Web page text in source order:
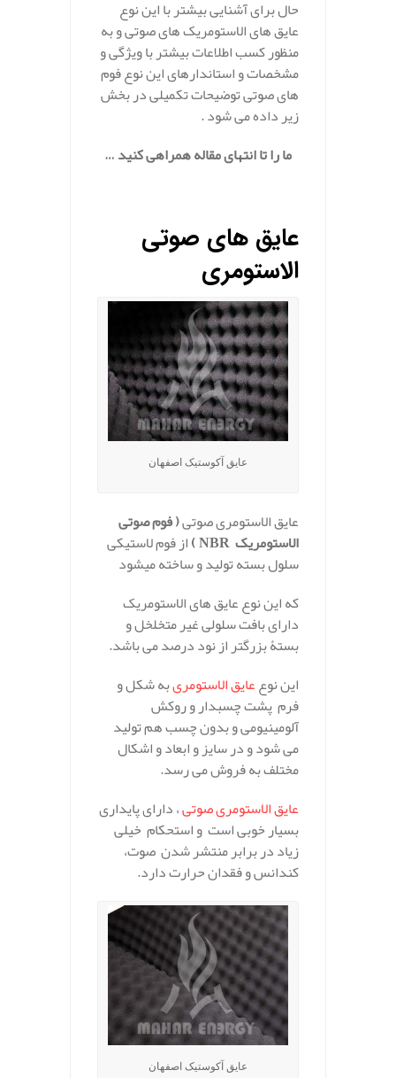
حال برای آشنایی بیشتر با این نوع
عایق های الاستومریک های صوتی و به
منظور کسب اطلاعات بیشتر با ویژگی و
مشخصات و استاندارهای این نوع فوم
های صوتی توضیحات تکمیلی در بخش
زیر داده می شود .
ما را تا انتهای مقاله همراهی کنید …
عایق های صوتی
الاستومری
عایق آکوستیک اصفهان
عایق الاستومری صوتی( فوم صوتی
الاستومریک NBR )از فوم لاستیکی
سلول بسته تولید و ساخته میشود
که این نوع عایق های الاستومریک
دارای بافت سلولی غیر متخلخل و
بستۀ بزرگتر از نود درصد می باشد.
این نوععایق الاستومریبه شکل و
فرم پشت چسبدار و روکش
آلومینیومی و بدون چسب هم تولید
می شود و در سایز و ابعاد و اشکال
مختلف به فروش می رسد.
عایق الاستومری صوتی، دارای پایداری
بسیار خوبی است و استحکام خیلی
زیاد در برابر منتشر شدن صوت،
کندانس و فقدان حرارت دارد.
عایق آکوستیک اصفهان